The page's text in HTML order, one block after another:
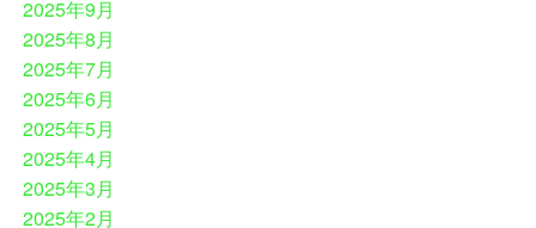
2025年9月
2025年8月
2025年7月
2025年6月
2025年5月
2025年4月
2025年3月
2025年2月